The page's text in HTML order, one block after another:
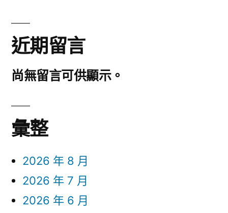
近期留言
尚無留言可供顯示。
彙整
2026 年 8 月
2026 年 7 月
2026 年 6 月